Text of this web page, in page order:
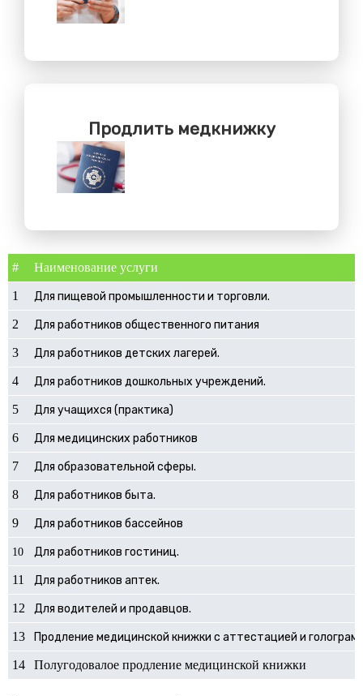
Продлить медкнижку
# Наименование услуги
1
Для пищевой промышленности и торговли.
2
Для работников общественного питания
3
Для работников детских лагерей.
4
Для работников дошкольных учреждений.
5
Для учащихся (практика)
6
Для медицинских работников
7
Для образовательной сферы.
8
Для работников быта.
9
Для работников бассейнов
10
Для работников гостиниц.
11
Для работников аптек.
12
Для водителей и продавцов.
13
Продление медицинской книжки с аттестацией и
14
Полугодовалое продление медицинской книжки